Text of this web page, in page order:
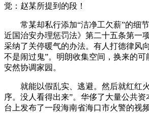
觉：赵某所提到的段！
常某却私行添加“洁净工欠薪”的细节
近国治安办理惩罚法》第二十五条第一
采纳了关停暖气的办法。有人打德律风
不是闹过鬼”。明朗收集空间，换来的可
安然协调家园。
就能以假乱实、逃避。然后就红红火
序。没人看得出来”。华侈了大量公共
台上发布了一段海南省海口市火警的视